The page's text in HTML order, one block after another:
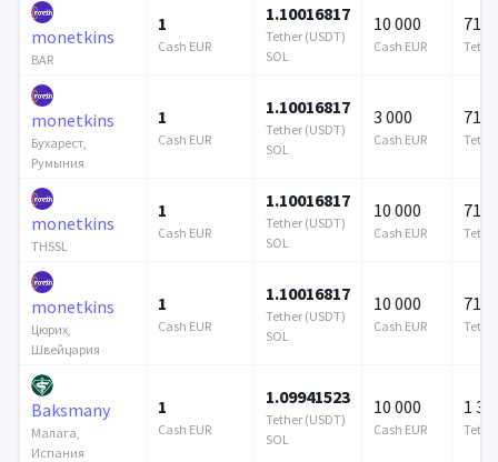
monetkins
BAR
1
Cash EUR
1.10016817
Tether (USDT)
SOL
10 000
Cash EUR
715
monetkins
Бухарест,
Румыния
1
Cash EUR
1.10016817
Tether (USDT)
SOL
3 000
Cash EUR
715
monetkins
THSSL
1
Cash EUR
1.10016817
Tether (USDT)
SOL
10 000
Cash EUR
715
monetkins
Цюрих,
Швейцария
1
Cash EUR
1.10016817
Tether (USDT)
SOL
10 000
Cash EUR
715
Baksmany
Малага,
Испания
1
Cash EUR
1.09941523
Tether (USDT)
SOL
10 000
Cash EUR
1